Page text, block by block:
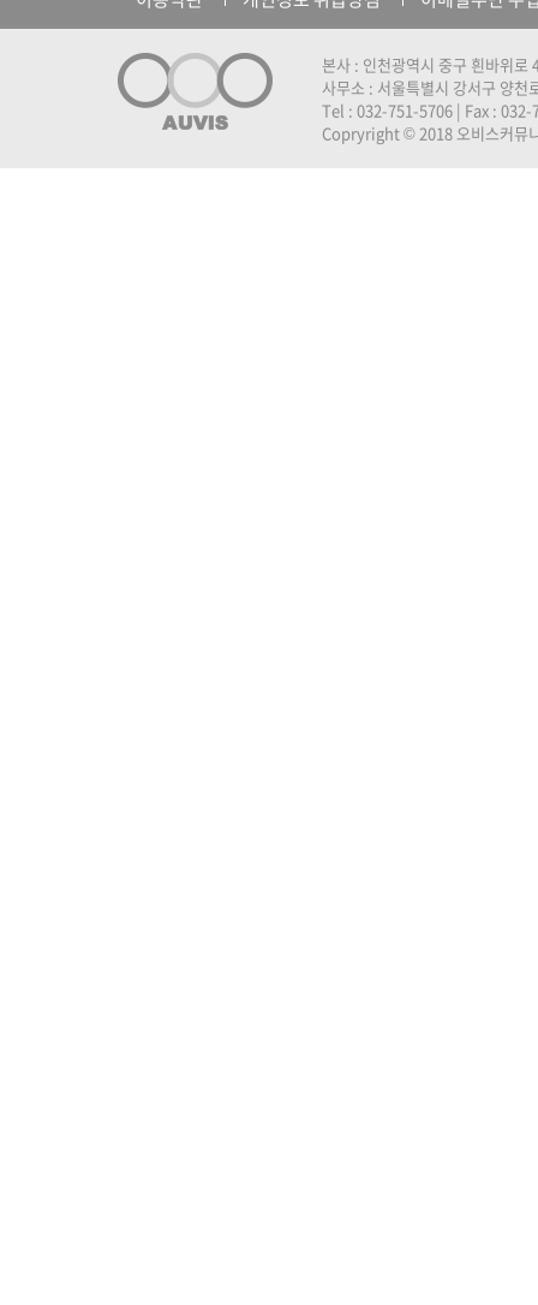
본사 : 인천광역시 중구 흰바위
사무소 : 서울특별시 강서구 양천
Tel : 032-751-5706 | Fax :
Copryright © 2018 오비스커뮤